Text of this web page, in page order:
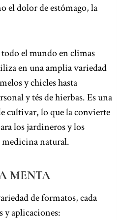
el dolor de estómago, la
el mundo en climas
en una amplia variedad
y chicles hasta
y tés de hierbas. Es una
cultivar, lo que la convierte
los jardineros y los
medicina natural.
MENTA
de formatos, cada
y aplicaciones: